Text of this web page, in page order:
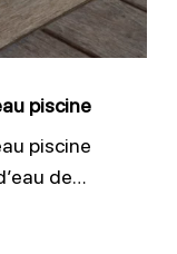
piscine
piscine
de…